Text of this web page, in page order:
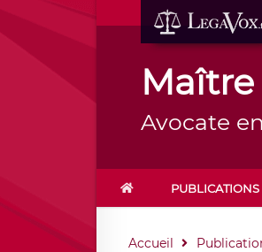
Maître
Avocate
PUBLICATIONS
Accueil